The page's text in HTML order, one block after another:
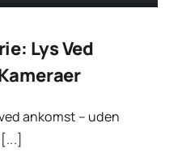
Lys Ved
ankomst – uden